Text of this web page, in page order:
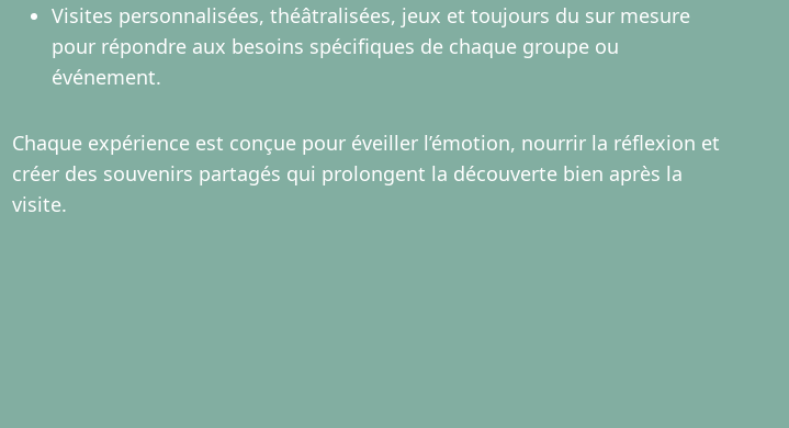
Visites personnalisées, théâtralisées, jeux et toujours du sur mesure
pour répondre aux besoins spécifiques de chaque groupe ou
événement.
Chaque expérience est conçue pour éveiller l’émotion, nourrir la réflexion et
créer des souvenirs partagés qui prolongent la découverte bien après la
visite.